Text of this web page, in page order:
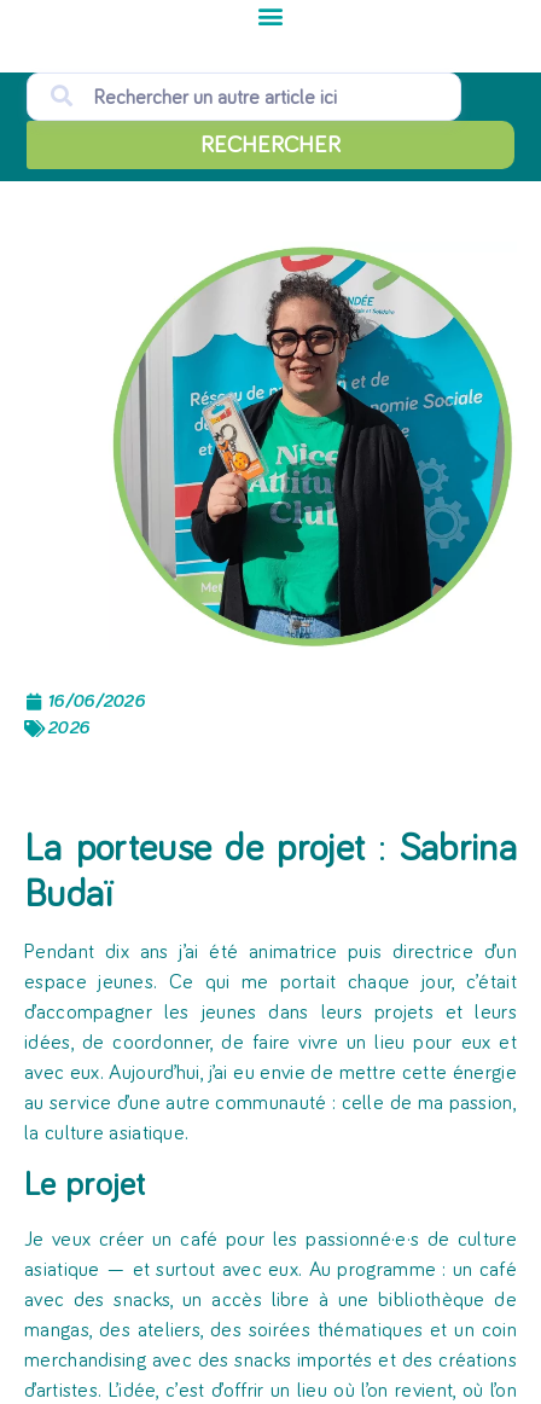
RECHERCHER
16/06/2026
2026
La porteuse de projet : Sabrina
Budaï
Pendant dix ans j’ai été animatrice puis directrice d’un
espace jeunes. Ce qui me portait chaque jour, c’était
d’accompagner les jeunes dans leurs projets et leurs
idées, de coordonner, de faire vivre un lieu pour eux et
avec eux. Aujourd’hui, j’ai eu envie de mettre cette énergie
au service d’une autre communauté : celle de ma passion,
la culture asiatique.
Le projet
Je veux créer un café pour les passionné·e·s de culture
asiatique — et surtout avec eux. Au programme : un café
avec des snacks, un accès libre à une bibliothèque de
mangas, des ateliers, des soirées thématiques et un coin
merchandising avec des snacks importés et des créations
d’artistes. L’idée, c’est d’offrir un lieu où l’on revient, où l’on